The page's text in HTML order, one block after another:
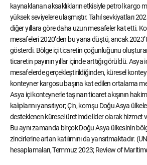
kaynaklanan aksaklıkların etkisiyle petrol kargo
yüksek seviyelere ulaşmıştır. Tahıl sevkiyatları
diğer yıllara göre daha uzun mesafeler kat etti.
mesafeleri 2020’den bu yana düştü, ancak
gösterdi. Bölge içi ticaretin çoğunluğunu
ticaretin payının yıllar içinde arttığı görüldü. Asya
mesafelerde gerçekleştirildiğinden, küresel
konteyner kargosu başına kat edilen ortalama
Asya içi konteynerle taşınan ticaret akışının
kalıplarını yansıtıyor; Çin, komşu Doğu Asya
desteklenen küresel üretimde lider olarak hizmet
Bu aynı zamanda birçok Doğu Asya ülkesinin
zincirlerine artan katılımını da yansıtmaktadır.
hesaplamaları, Temmuz 2023; Review of